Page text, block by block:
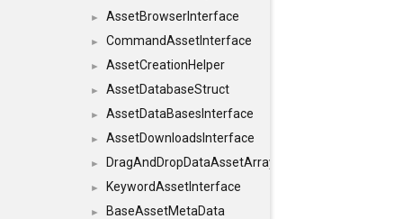
► AssetBrowserInterface
► CommandAssetInterface
► AssetCreationHelper
► AssetDatabaseStruct
► AssetDataBasesInterface
► AssetDownloadsInterface
► DragAndDropDataAssetArray
► KeywordAssetInterface
► BaseAssetMetaData